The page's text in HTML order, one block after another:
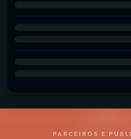
PARCEIROS E